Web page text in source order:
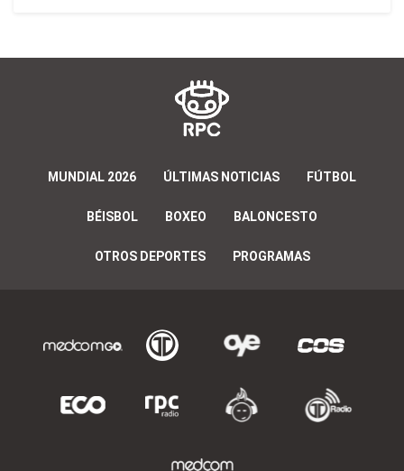
MUNDIAL 2026 ÚLTIMAS NOTICIAS FÚTBOL
BÉISBOL BOXEO BALONCESTO
OTROS DEPORTES PROGRAMAS